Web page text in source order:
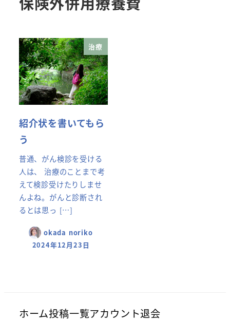
治療
紹介状を書いてもら
う
普通、がん検診を受ける
人は、 治療のことまで考
えて検診受けたりしませ
んよね。がんと診断され
るとは思っ […]
okada noriko
2024年12月23日
ホーム投稿一覧アカウント退会